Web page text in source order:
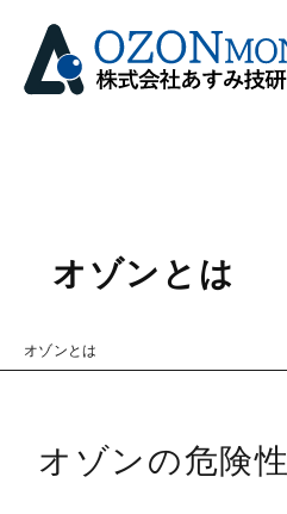
オゾンとは
オゾンとは
オゾンの危険性